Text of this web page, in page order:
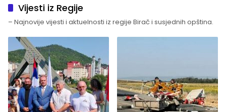
Vijesti iz Regije
– Najnovije vijesti i aktuelnosti iz regije Birač i susjednih opština.